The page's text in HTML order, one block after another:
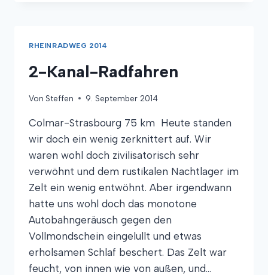
RHEINRADWEG 2014
2-Kanal-Radfahren
Von Steffen 9. September 2014
Colmar-Strasbourg 75 km Heute standen
wir doch ein wenig zerknittert auf. Wir
waren wohl doch zivilisatorisch sehr
verwöhnt und dem rustikalen Nachtlager im
Zelt ein wenig entwöhnt. Aber irgendwann
hatte uns wohl doch das monotone
Autobahngeräusch gegen den
Vollmondschein eingelullt und etwas
erholsamen Schlaf beschert. Das Zelt war
feucht, von innen wie von außen, und…